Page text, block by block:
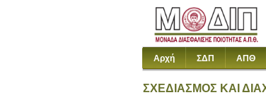
Αρχή ΣΔΠ ΑΠΘ
ΣΧΕΔΙΑΣΜΟΣ ΚΑΙ